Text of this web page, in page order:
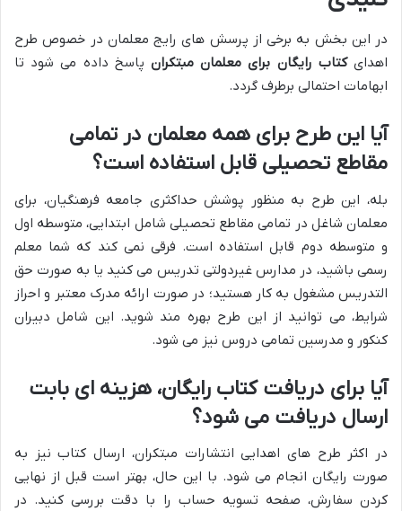
در این بخش به برخی از پرسش های رایج معلمان در خصوص طرح
اهدایکتاب رایگان برای معلمان مبتکران پاسخ داده می شود تا
ابهامات احتمالی برطرف گردد.
آیا این طرح برای همه معلمان در تمامی
مقاطع تحصیلی قابل استفاده است؟
بله، این طرح به منظور پوشش حداکثری جامعه فرهنگیان، برای
معلمان شاغل در تمامی مقاطع تحصیلی شامل ابتدایی، متوسطه اول
و متوسطه دوم قابل استفاده است. فرقی نمی کند که شما معلم
رسمی باشید، در مدارس غیردولتی تدریس می کنید یا به صورت حق
التدریس مشغول به کار هستید؛ در صورت ارائه مدرک معتبر و احراز
شرایط، می توانید از این طرح بهره مند شوید. این شامل دبیران
کنکور و مدرسین تمامی دروس نیز می شود.
آیا برای دریافت کتاب رایگان، هزینه ای بابت
ارسال دریافت می شود؟
در اکثر طرح های اهدایی انتشارات مبتکران، ارسال کتاب نیز به
صورت رایگان انجام می شود. با این حال، بهتر است قبل از نهایی
کردن سفارش، صفحه تسویه حساب را با دقت بررسی کنید. در